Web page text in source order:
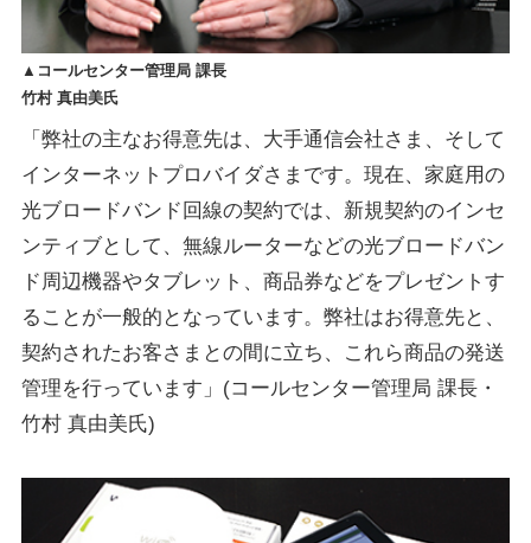
▲コールセンター管理局 課長
竹村 真由美氏
「弊社の主なお得意先は、大手通信会社さま、そして
インターネットプロバイダさまです。現在、家庭用の
光ブロードバンド回線の契約では、新規契約のインセ
ンティブとして、無線ルーターなどの光ブロードバン
ド周辺機器やタブレット、商品券などをプレゼントす
ることが一般的となっています。弊社はお得意先と、
契約されたお客さまとの間に立ち、これら商品の発送
管理を行っています」(コールセンター管理局 課長・
竹村 真由美氏)